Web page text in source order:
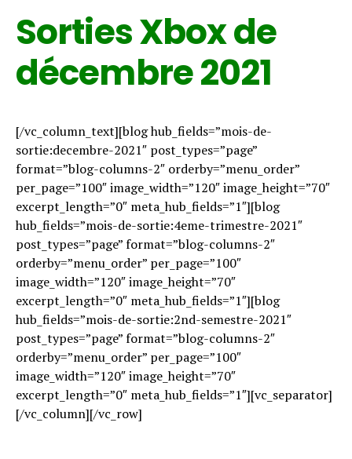
Sorties Xbox de
décembre 2021
[/vc_column_text][blog hub_fields=”mois-de-
sortie:decembre-2021″ post_types=”page”
format=”blog-columns-2″ orderby=”menu_order”
per_page=”100″ image_width=”120″ image_height=”70″
excerpt_length=”0″ meta_hub_fields=”1″][blog
hub_fields=”mois-de-sortie:4eme-trimestre-2021″
post_types=”page” format=”blog-columns-2″
orderby=”menu_order” per_page=”100″
image_width=”120″ image_height=”70″
excerpt_length=”0″ meta_hub_fields=”1″][blog
hub_fields=”mois-de-sortie:2nd-semestre-2021″
post_types=”page” format=”blog-columns-2″
orderby=”menu_order” per_page=”100″
image_width=”120″ image_height=”70″
excerpt_length=”0″ meta_hub_fields=”1″][vc_separator]
[/vc_column][/vc_row]